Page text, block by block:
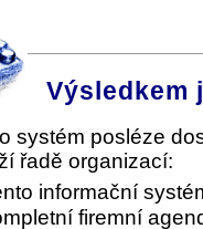
Výsledkem
systém posléze
řadě organizací:
informační
firemní